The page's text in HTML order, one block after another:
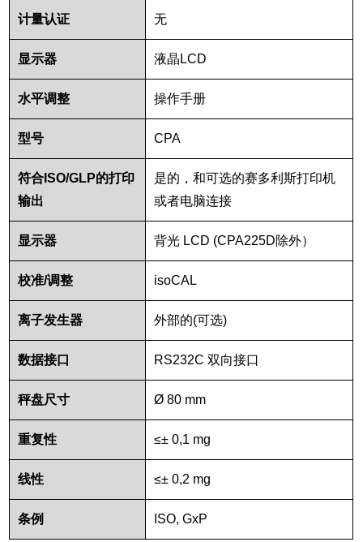
计量认证 无
显示器 液晶 LCD
水平调整 操作手册
型号 CPA
符合 ISO/GLP的打印
输出
是的，和可选的赛多利斯打印机
或者电脑连接
显示器 背光 LCD (CPA225D除外）
校准/调整 isoCAL
离子发生器 外部的(可选)
数据接口 RS232C双向接口
秤盘尺寸 Ø 80 mm
重复性 ≤± 0,1 mg
线性 ≤± 0,2 mg
条例 ISO, GxP